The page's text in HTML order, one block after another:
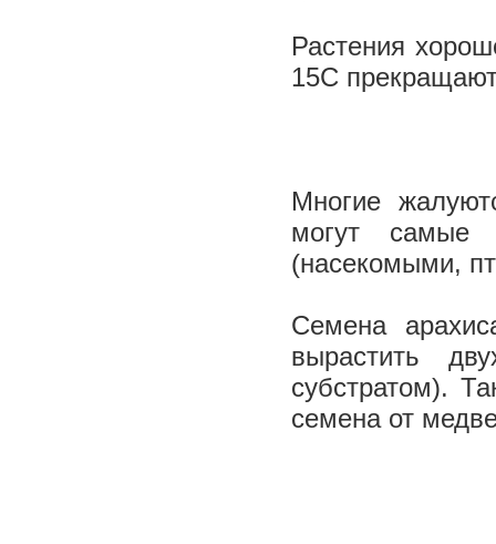
Растения
15С
Многие
могут самые
(насекомыми,
Семена
вырастить
субстратом).
семена от